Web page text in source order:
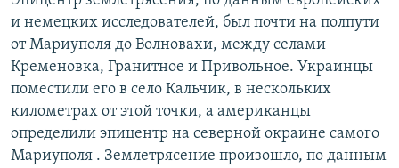
и немецких исследователей, был почти на полпути
от Мариуполя до Волновахи, между селами
Кременовка, Гранитное и Привольное. Украинцы
поместили его в село Кальчик, в нескольких
километрах от этой точки, а американцы
определили эпицентр на северной окраине самого
Мариуполя . Землетрясение произошло, по данным